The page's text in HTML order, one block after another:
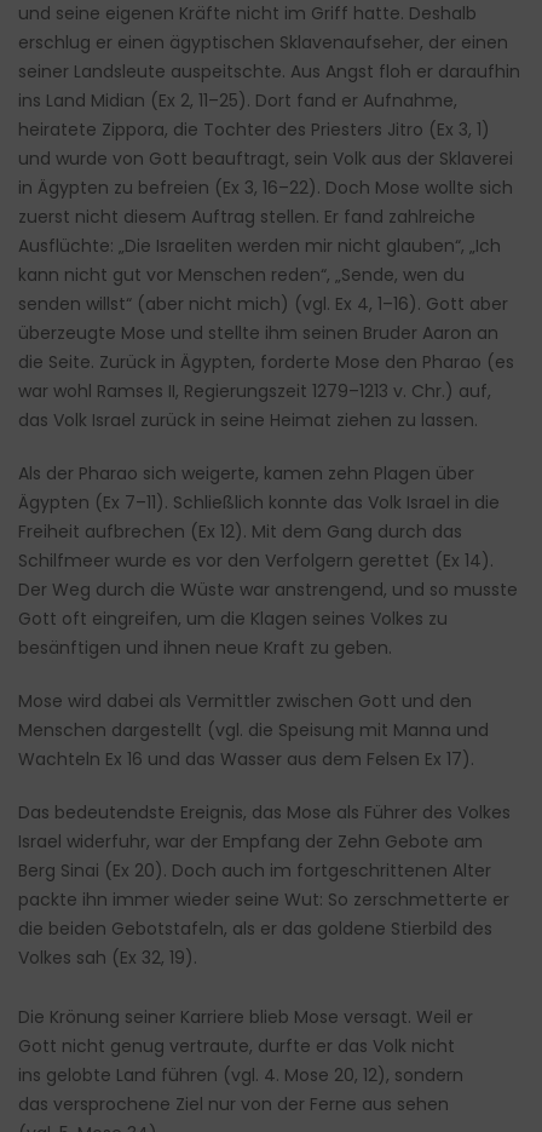
und seine eigenen Kräfte nicht im Griff hatte. Deshalb
erschlug er einen ägyptischen Sklavenaufseher, der einen
seiner Landsleute auspeitschte. Aus Angst floh er daraufhin
ins Land Midian (Ex 2, 11–25). Dort fand er Aufnahme,
heiratete Zippora, die Tochter des Priesters Jitro (Ex 3, 1)
und wurde von Gott beauftragt, sein Volk aus der Sklaverei
in Ägypten zu befreien (Ex 3, 16–22). Doch Mose wollte sich
zuerst nicht diesem Auftrag stellen. Er fand zahlreiche
Ausflüchte: „Die Israeliten werden mir nicht glauben“, „Ich
kann nicht gut vor Menschen reden“, „Sende, wen du
senden willst“ (aber nicht mich) (vgl. Ex 4, 1–16). Gott aber
überzeugte Mose und stellte ihm seinen Bruder Aaron an
die Seite. Zurück in Ägypten, forderte Mose den Pharao (es
war wohl Ramses II, Regierungszeit 1279–1213 v. Chr.) auf,
das Volk Israel zurück in seine Heimat ziehen zu lassen.
Als der Pharao sich weigerte, kamen zehn Plagen über
Ägypten (Ex 7–11). Schließlich konnte das Volk Israel in die
Freiheit aufbrechen (Ex 12). Mit dem Gang durch das
Schilfmeer wurde es vor den Verfolgern gerettet (Ex 14).
Der Weg durch die Wüste war anstrengend, und so musste
Gott oft eingreifen, um die Klagen seines Volkes zu
besänftigen und ihnen neue Kraft zu geben.
Mose wird dabei als Vermittler zwischen Gott und den
Menschen dargestellt (vgl. die Speisung mit Manna und
Wachteln Ex 16 und das Wasser aus dem Felsen Ex 17).
Das bedeutendste Ereignis, das Mose als Führer des Volkes
Israel widerfuhr, war der Empfang der Zehn Gebote am
Berg Sinai (Ex 20). Doch auch im fortgeschrittenen Alter
packte ihn immer wieder seine Wut: So zerschmetterte er
die beiden Gebotstafeln, als er das goldene Stierbild des
Volkes sah (Ex 32, 19).
Die Krönung seiner Karriere blieb Mose versagt. Weil er
Gott nicht genug vertraute, durfte er das Volk nicht
ins gelobte Land führen (vgl. 4. Mose 20, 12), sondern
das versprochene Ziel nur von der Ferne aus sehen